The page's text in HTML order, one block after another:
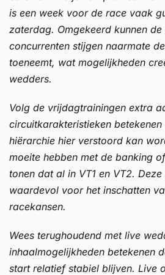
is een week voor de race vaak
zaterdag. Omgekeerd kunnen
concurrenten stijgen naarmate
toeneemt, wat mogelijkheden
wedders.
Volg de vrijdagtrainingen extra
circuitkarakteristieken
hiërarchie hier verstoord kan
moeite hebben met de banking
tonen dat al in VT1 en VT2.
waardevol voor het inschatten
racekansen.
Wees terughoudend met live
inhaalmogelijkheden betekenen
start relatief stabiel blijven. Live